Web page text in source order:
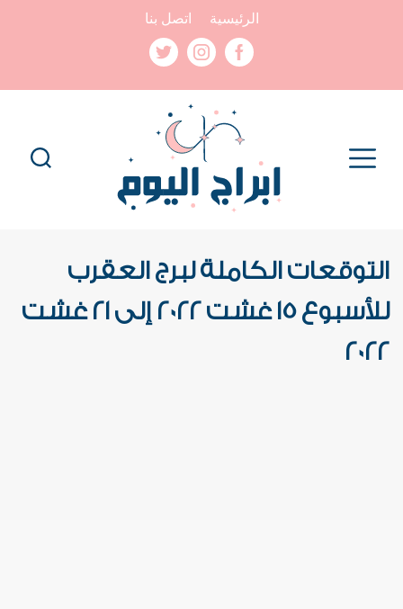
الرئيسية اتصل بنا
التوقعات الكاملة لبرج العقرب
للأسبوع 15 غشت 2022 إلى 21 غشت
2022